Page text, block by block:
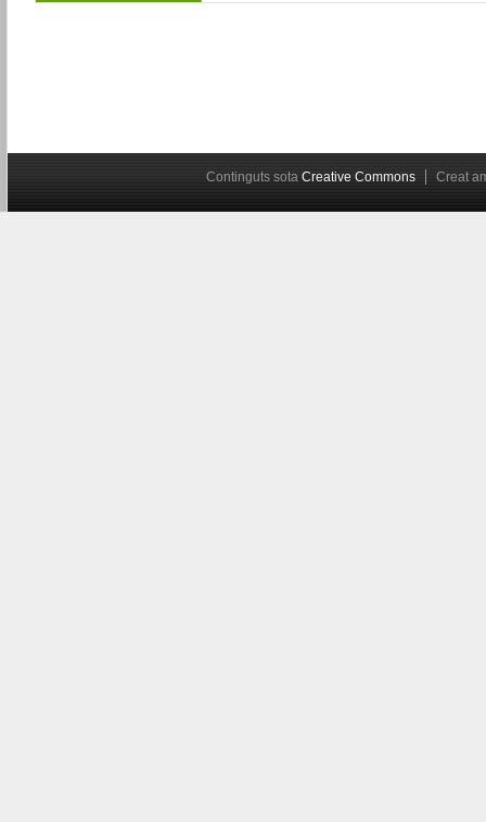
Continguts sota Creative Commons Creat